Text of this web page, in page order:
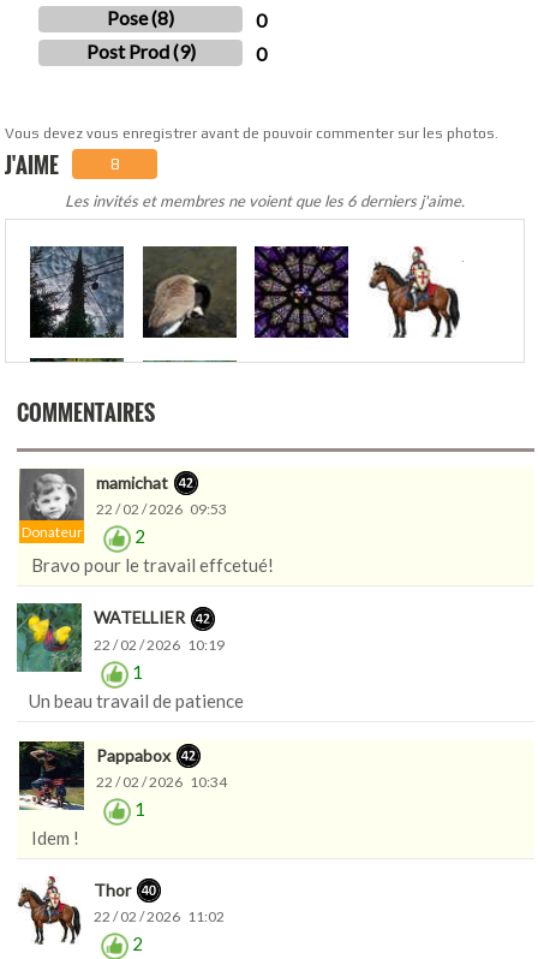
Pose (8)
0
Post Prod (9)
0
Vous devez vous enregistrer avant de pouvoir commenter sur les photos.
J'AIME 8
Les invités et membres ne voient que les 6 derniers j'aime.
.
COMMENTAIRES
Donateur
mamichat
22 / 02 / 2026 09:53
2
Bravo pour le travail effcetué!
WATELLIER
22 / 02 / 2026 10:19
1
Un beau travail de patience
Pappabox
22 / 02 / 2026 10:34
1
Idem !
Thor
22 / 02 / 2026 11:02
2